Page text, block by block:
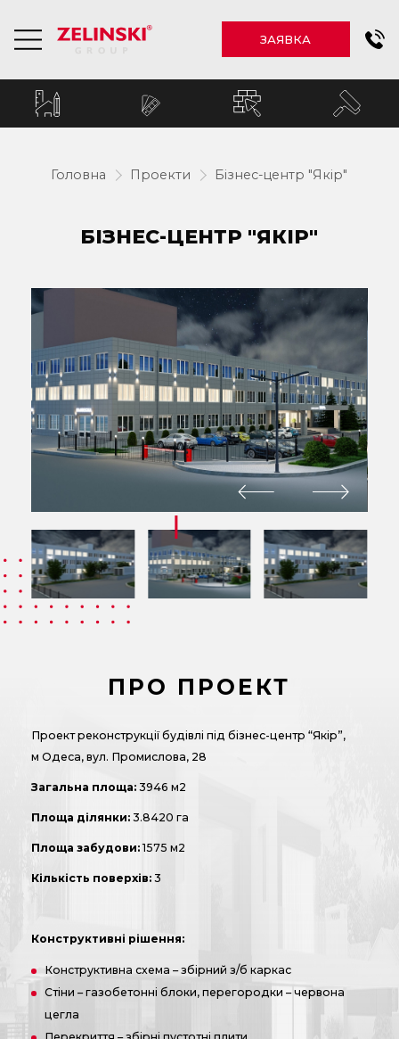
ЗАЯВКА
Головна Проекти Бізнес-центр "Якір"
БІЗНЕС-ЦЕНТР "ЯКІР"
ПРО ПРОЕКТ
Проект реконструкції будівлі під бізнес-центр “Якір”,
м Одеса, вул. Промислова, 28
Загальна площа: 3946 м2
Площа ділянки: 3.8420 га
Площа забудови:1575 м2
Кількість поверхів: 3
Конструктивні рішення:
Конструктивна схема – збірний з/б каркас
Стіни – газобетонні блоки, перегородки – червона
цегла